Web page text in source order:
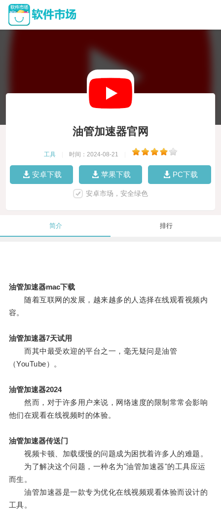
油管加速器官网
工具 时间：2024-08-21
安卓下载 苹果下载 PC下载
安卓市场，安全绿色
简介 排行
油管加速器mac下载
随着互联网的发展，越来越多的人选择在线观看视频内
容。
油管加速器7天试用
而其中最受欢迎的平台之一，毫无疑问是油管
（YouTube）。
油管加速器2024
然而，对于许多用户来说，网络速度的限制常常会影响
他们在观看在线视频时的体验。
油管加速器传送门
视频卡顿、加载缓慢的问题成为困扰着许多人的难题。
为了解决这个问题，一种名为"油管加速器"的工具应运
而生。
油管加速器是一款专为优化在线视频观看体验而设计的
工具。